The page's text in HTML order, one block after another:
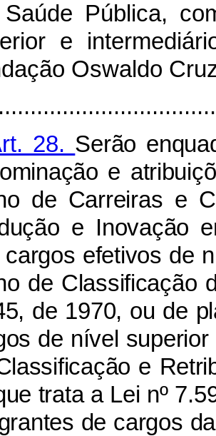
Pública,
e
Oswaldo
28. Serão
e
de Carreiras e
e Inovação
cargos efetivos de
de Classificação
de 1970, ou de
de nível
e
trata a Lei nº
de cargos